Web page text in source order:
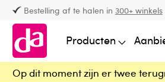
Bestelling af te halen in 300+ winkels
Producten
Op dit moment zijn er twee